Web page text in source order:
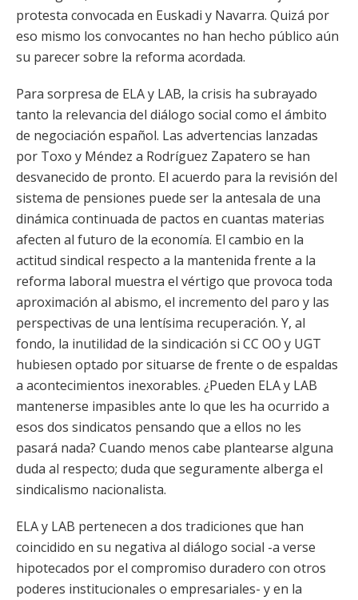
protesta convocada en Euskadi y Navarra. Quizá por
eso mismo los convocantes no han hecho público aún
su parecer sobre la reforma acordada.
Para sorpresa de ELA y LAB, la crisis ha subrayado
tanto la relevancia del diálogo social como el ámbito
de negociación español. Las advertencias lanzadas
por Toxo y Méndez a Rodríguez Zapatero se han
desvanecido de pronto. El acuerdo para la revisión del
sistema de pensiones puede ser la antesala de una
dinámica continuada de pactos en cuantas materias
afecten al futuro de la economía. El cambio en la
actitud sindical respecto a la mantenida frente a la
reforma laboral muestra el vértigo que provoca toda
aproximación al abismo, el incremento del paro y las
perspectivas de una lentísima recuperación. Y, al
fondo, la inutilidad de la sindicación si CC OO y UGT
hubiesen optado por situarse de frente o de espaldas
a acontecimientos inexorables. ¿Pueden ELA y LAB
mantenerse impasibles ante lo que les ha ocurrido a
esos dos sindicatos pensando que a ellos no les
pasará nada? Cuando menos cabe plantearse alguna
duda al respecto; duda que seguramente alberga el
sindicalismo nacionalista.
ELA y LAB pertenecen a dos tradiciones que han
coincidido en su negativa al diálogo social -a verse
hipotecados por el compromiso duradero con otros
poderes institucionales o empresariales- y en la